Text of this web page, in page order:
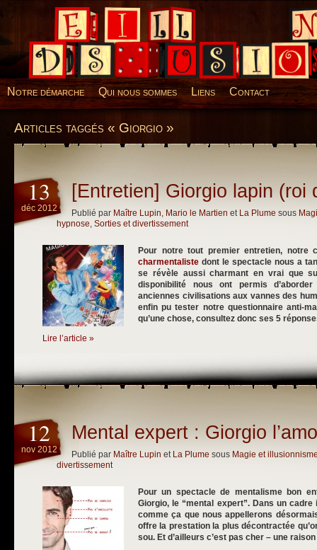
Desillusions
Notre démarche Qui nous sommes Liens Contact
Articles taggés « Giorgio »
13
déc 2012
[Entretien] Giorgio lapin (roi
Publié par Maître Lupin, Mario le Martien et La Plume sous
hypnose, Sorties et divertissement
Pour notre tout premier entretien, notre
charmentaliste dont le spectacle nous a
se révèle aussi charmant en vrai que
disponibilité nous ont permis
anciennes civilisations aux vannes des
enfin pu tester notre questionnaire anti-
qu’une chose, consultez donc ses 5
Lire l’article »
12
nov 2012
Mental expert : Giorgio
Publié par Maître Lupin et La Plume sous Magie et
divertissement
Pour un spectacle de mentalisme bon
Giorgio, le “mental expert”. Dans un cadre
comme ça que nous appellerons
offre la prestation la plus décontractée
sou. Et d’ailleurs c’est pas cher – une